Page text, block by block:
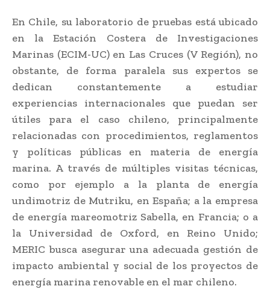
En Chile, su laboratorio de pruebas está ubicado
en la Estación Costera de Investigaciones
Marinas (ECIM-UC) en Las Cruces (V Región), no
obstante, de forma paralela sus expertos se
dedican constantemente a estudiar
experiencias internacionales que puedan ser
útiles para el caso chileno, principalmente
relacionadas con procedimientos, reglamentos
y políticas públicas en materia de energía
marina. A través de múltiples visitas técnicas,
como por ejemplo a la planta de energía
undimotriz de Mutriku, en España; a la empresa
de energía mareomotriz Sabella, en Francia; o a
la Universidad de Oxford, en Reino Unido;
MERIC busca asegurar una adecuada gestión de
impacto ambiental y social de los proyectos de
energía marina renovable en el mar chileno.